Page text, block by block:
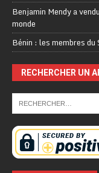
Benjamin Mendy a
monde
Bénin : les membres
RECHERCHER UN